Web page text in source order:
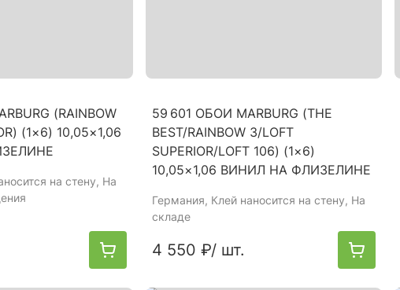
(RAINBOW
(1×6) 10,05×1,06
на стену, На
59 601 ОБОИ MARBURG (THE
BEST/RAINBOW 3/LOFT
SUPERIOR/LOFT 106) (1×6)
10,05×1,06 ВИНИЛ НА ФЛИЗЕЛИНЕ
Германия, Клей наносится на стену, На
складе
4 550 ₽/ шт.